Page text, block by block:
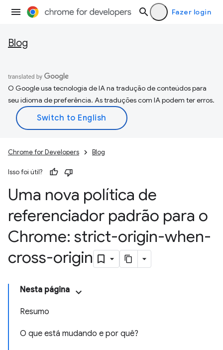
Fazer login
Blog
O Google usa tecnologia de IA na tradução de conteúdos para
seu idioma de preferência. As traduções com IA podem ter erros.
Chrome for Developers Blog
Isso foi útil?
Uma nova política de
referenciador padrão para o
Chrome: strict-origin-when-
cross-origin
Nesta página
Resumo
O que está mudando e por quê?